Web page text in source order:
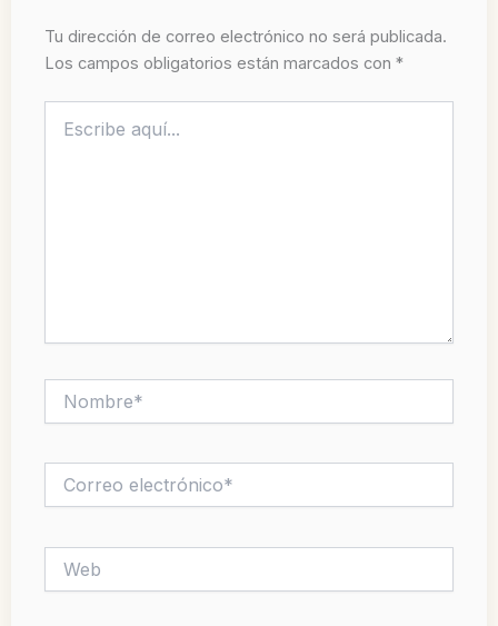
Tu dirección de correo electrónico no será publicada.
Los campos obligatorios están marcados con *
aquí...
electrónico*